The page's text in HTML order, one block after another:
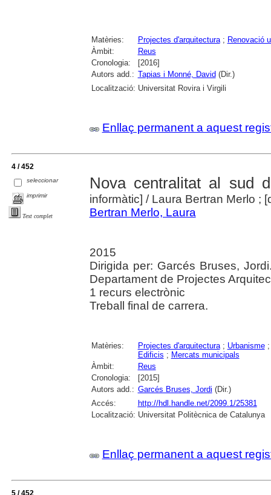
Matèries: Projectes d'arquitectura; Renovació
Àmbit:
Reus
Cronologia:
[2016]
Autors add.: Tapias i Monné, David (Dir.)
Localització: Universitat Rovira i Virgili
Enllaç permanent a aquest
4 / 452
seleccionar
imprimir
Text complet
Nova centralitat al sud
informàtic] / Laura Bertran Merlo ;
Bertran Merlo, Laura
2015
Dirigida per: Garcés Bruses,
Departament de Projectes
1 recurs electrònic
Treball final de carrera.
Matèries: Projectes d'arquitectura; Urbanisme
Edificis ; Mercats municipals
Àmbit:
Reus
Cronologia:
[2015]
Autors add.: Garcés Bruses, Jordi (Dir.)
Accés:
http://hdl.handle.net/2099.1/25381
Localització: Universitat Politècnica de Catalunya
Enllaç permanent a aquest